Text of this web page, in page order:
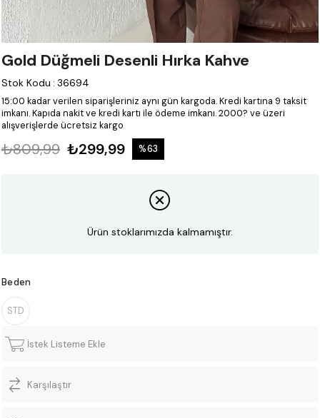
Gold Düğmeli Desenli Hırka Kahve
Stok Kodu : 36694
15:00 kadar verilen siparişleriniz aynı gün kargoda.Kredi kartına 9 taksit
imkanı.Kapıda nakit ve kredi kartı ile ödeme imkanı.2000? ve üzeri
alışverişlerde ücretsiz kargo
₺809,99 ₺299,99 %63
Ürün stoklarımızda kalmamıştır.
Beden
STD
İstek Listeme Ekle
Karşılaştır